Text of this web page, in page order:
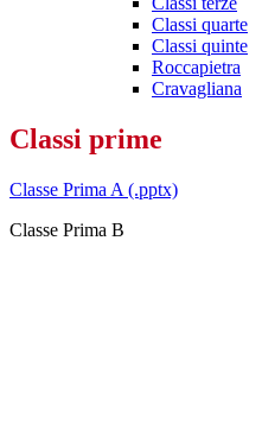
Classi quarte
Classi quinte
Roccapietra
Cravagliana
Classi prime
Classe Prima A (.pptx)
Classe Prima B